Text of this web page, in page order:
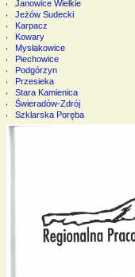
Janowice Wielkie
Jeżów Sudecki
Karpacz
Kowary
Mysłakowice
Piechowice
Podgórzyn
Przesieka
Stara Kamienica
Świeradów-Zdrój
Szklarska Poręba